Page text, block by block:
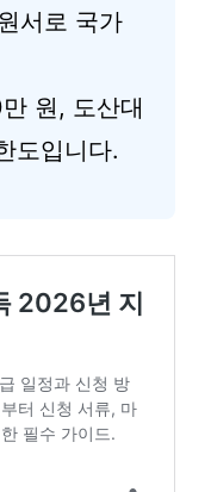
서로 국가
원, 도산대
도입니다.